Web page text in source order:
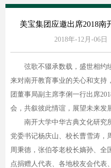
美宝集团应邀出席2018南
2018年-12月-06日
弦歌不辍承数载，盛世相约
来对南开教育事业的关心和支持
团董事局副主席李俐一行出席
会，共叙彼此情谊，展望未来发
南开大学中华古典文化研究
党委书记杨庆山、校长曹雪涛，
周秉德，张伯苓老校长嫡孙、全
点捐赠人代表、各地校友会代表